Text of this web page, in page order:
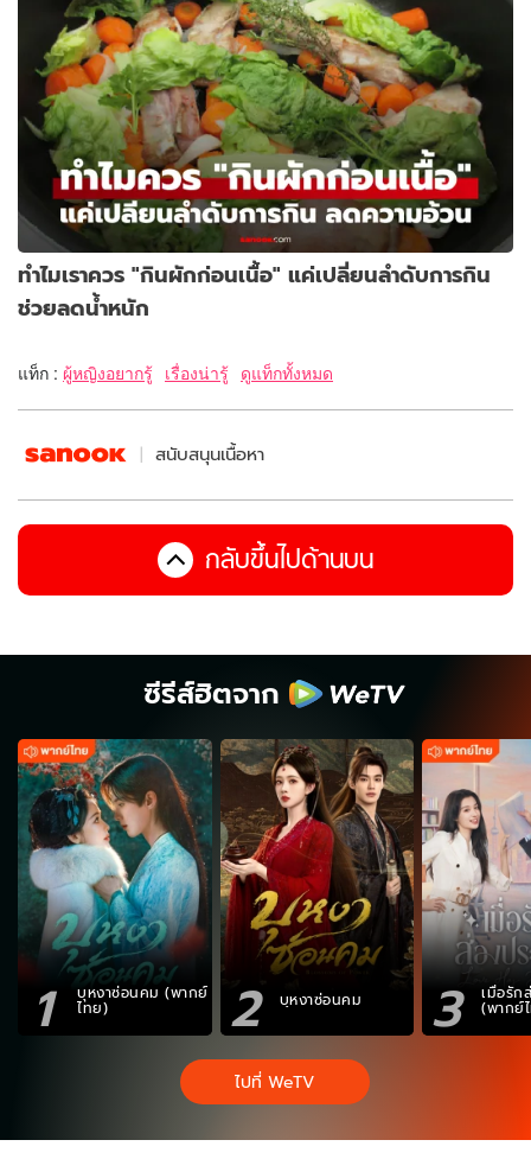
ทำไมเราควร "กินผักก่อนเนื้อ" แค่เปลี่ยนลำดับการกิน
ช่วยลดน้ำหนัก
แท็ก : ผู้หญิงอยากรู้ เรื่องน่ารู้ ดูแท็กทั้งหมด
สนับสนุนเนื้อหา
กลับขึ้นไปด้านบน
ซีรีส์ฮิตจาก
1 บุหงาซ่อนคม (พากย์
ไทย) 2 บุหงาซ่อนคม 3 เมื่อรัก
(พากย์
ไปที่ WeTV